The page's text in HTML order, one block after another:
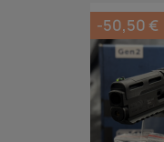
-50,50 €